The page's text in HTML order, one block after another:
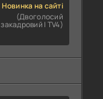
Новинка на сайті
(Двоголосий
закадровий | TV4)